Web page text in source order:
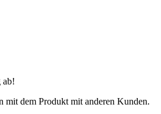
ab!
mit dem Produkt mit anderen Kunden.